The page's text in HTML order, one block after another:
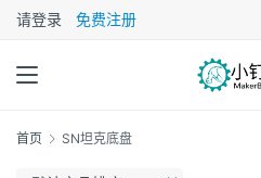
请登录 免费注册
首页 SN坦克底盘